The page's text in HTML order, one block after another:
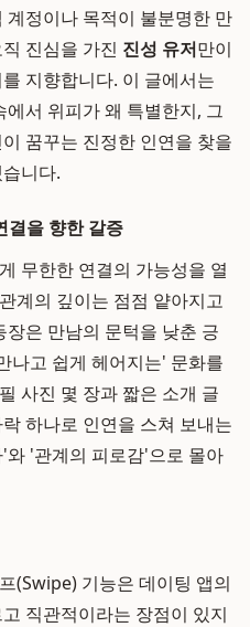
정이나 목적이 불분명한 만
진심을 가진 진성 유저만이
지향합니다. 이 글에서는
에서 위피가 왜 특별한지, 그
꿈꾸는 진정한 인연을 찾을
니다.
결을 향한 갈증
무한한 연결의 가능성을 열
계의 깊이는 점점 얕아지고
은 만남의 문턱을 낮춘 긍
나고 쉽게 헤어지는' 문화를
사진 몇 장과 짧은 소개 글
하나로 인연을 스쳐 보내는
'관계의 피로감'으로 몰아
(Swipe) 기능은 데이팅 앱의
직관적이라는 장점이 있지